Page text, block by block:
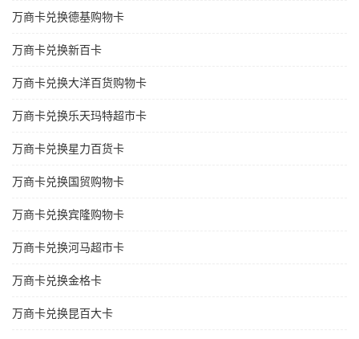
万商卡兑换德基购物卡
万商卡兑换新百卡
万商卡兑换大洋百货购物卡
万商卡兑换乐天玛特超市卡
万商卡兑换星力百货卡
万商卡兑换国贸购物卡
万商卡兑换宾隆购物卡
万商卡兑换河马超市卡
万商卡兑换金格卡
万商卡兑换昆百大卡